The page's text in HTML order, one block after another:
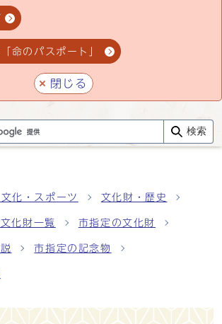
命のパスポート」
閉じる
検索
化・スポーツ 文化財・歴史
化財一覧 市指定の文化財
市指定の記念物